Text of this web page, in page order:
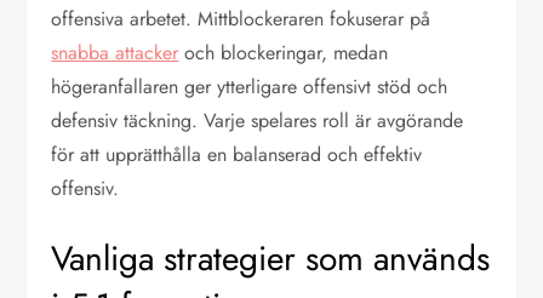
offensiva arbetet. Mittblockeraren fokuserar på
snabba attacker och blockeringar, medan
högeranfallaren ger ytterligare offensivt stöd och
defensiv täckning. Varje spelares roll är avgörande
för att upprätthålla en balanserad och effektiv
offensiv.
Vanliga strategier som används